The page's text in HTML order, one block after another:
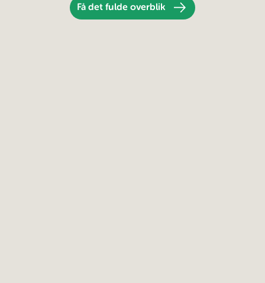
Få det fulde overblik